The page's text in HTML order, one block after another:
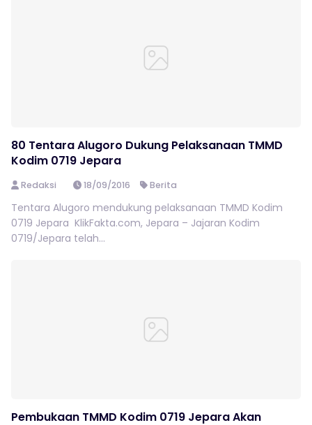
80 Tentara Alugoro Dukung Pelaksanaan TMMD
Kodim 0719 Jepara
Redaksi 18/09/2016 Berita
Tentara Alugoro mendukung pelaksanaan TMMD Kodim
0719 Jepara KlikFakta.com, Jepara – Jajaran Kodim
0719/Jepara telah...
Pembukaan TMMD Kodim 0719 Jepara Akan